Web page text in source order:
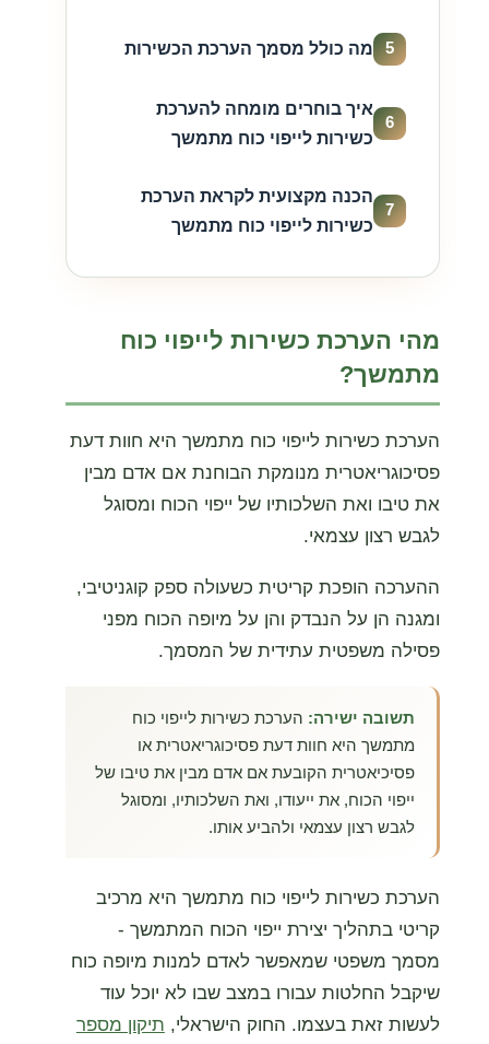
מה כולל מסמך הערכת הכשירות
איך בוחרים מומחה להערכת
כשירות לייפוי כוח מתמשך
הכנה מקצועית לקראת הערכת
כשירות לייפוי כוח מתמשך
מהי הערכת כשירות לייפוי כוח
מתמשך?
הערכת כשירות לייפוי כוח מתמשך היא חוות דעת
פסיכוגריאטרית מנומקת הבוחנת אם אדם מבין
את טיבו ואת השלכותיו של ייפוי הכוח ומסוגל
לגבש רצון עצמאי.
ההערכה הופכת קריטית כשעולה ספק קוגניטיבי,
ומגנה הן על הנבדק והן על מיופה הכוח מפני
פסילה משפטית עתידית של המסמך.
תשובה ישירה:הערכת כשירות לייפוי כוח
מתמשך היא חוות דעת פסיכוגריאטרית או
פסיכיאטרית הקובעת אם אדם מבין את טיבו של
ייפוי הכוח, את ייעודו, ואת השלכותיו, ומסוגל
לגבש רצון עצמאי ולהביע אותו.
הערכת כשירות לייפוי כוח מתמשך היא מרכיב
קריטי בתהליך יצירת ייפוי הכוח המתמשך -
מסמך משפטי שמאפשר לאדם למנות מיופה כוח
שיקבל החלטות עבורו במצב שבו לא יוכל עוד
לעשות זאת בעצמו. החוק הישראלי,תיקון מספר